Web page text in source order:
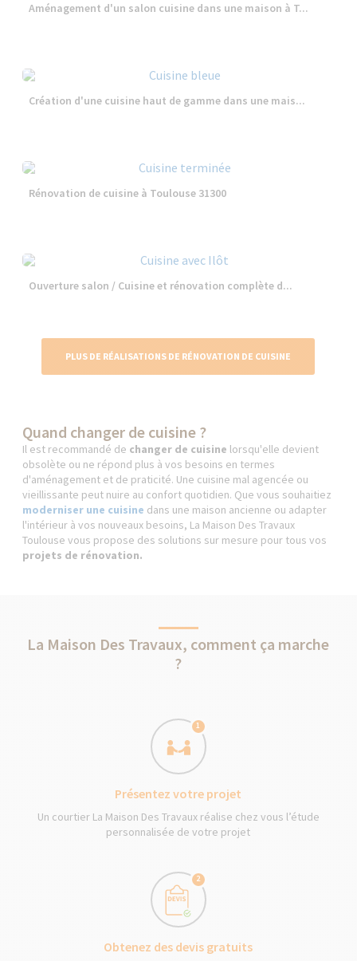
Aménagement d'un salon cuisine dans une maison à T...
Création d'une cuisine haut de gamme dans une mais...
Rénovation de cuisine à Toulouse 31300
Ouverture salon / Cuisine et rénovation complète d...
PLUS DE RÉALISATIONS DE RÉNOVATION DE CUISINE
Quand changer de cuisine ?
Il est recommandé de changer de cuisine lorsqu'elle devient
obsolète ou ne répond plus à vos besoins en termes
d'aménagement et de praticité. Une cuisine mal agencée ou
vieillissante peut nuire au confort quotidien. Que vous souhaitiez
moderniser une cuisine dans une maison ancienne ou adapter
l'intérieur à vos nouveaux besoins, La Maison Des Travaux
Toulouse vous propose des solutions sur mesure pour tous vos
projets de rénovation.
La Maison Des Travaux, comment ça marche
?
1
Présentez votre projet
Un courtier La Maison Des Travaux réalise chez vous l’étude
personnalisée de votre projet
2
Obtenez des devis gratuits